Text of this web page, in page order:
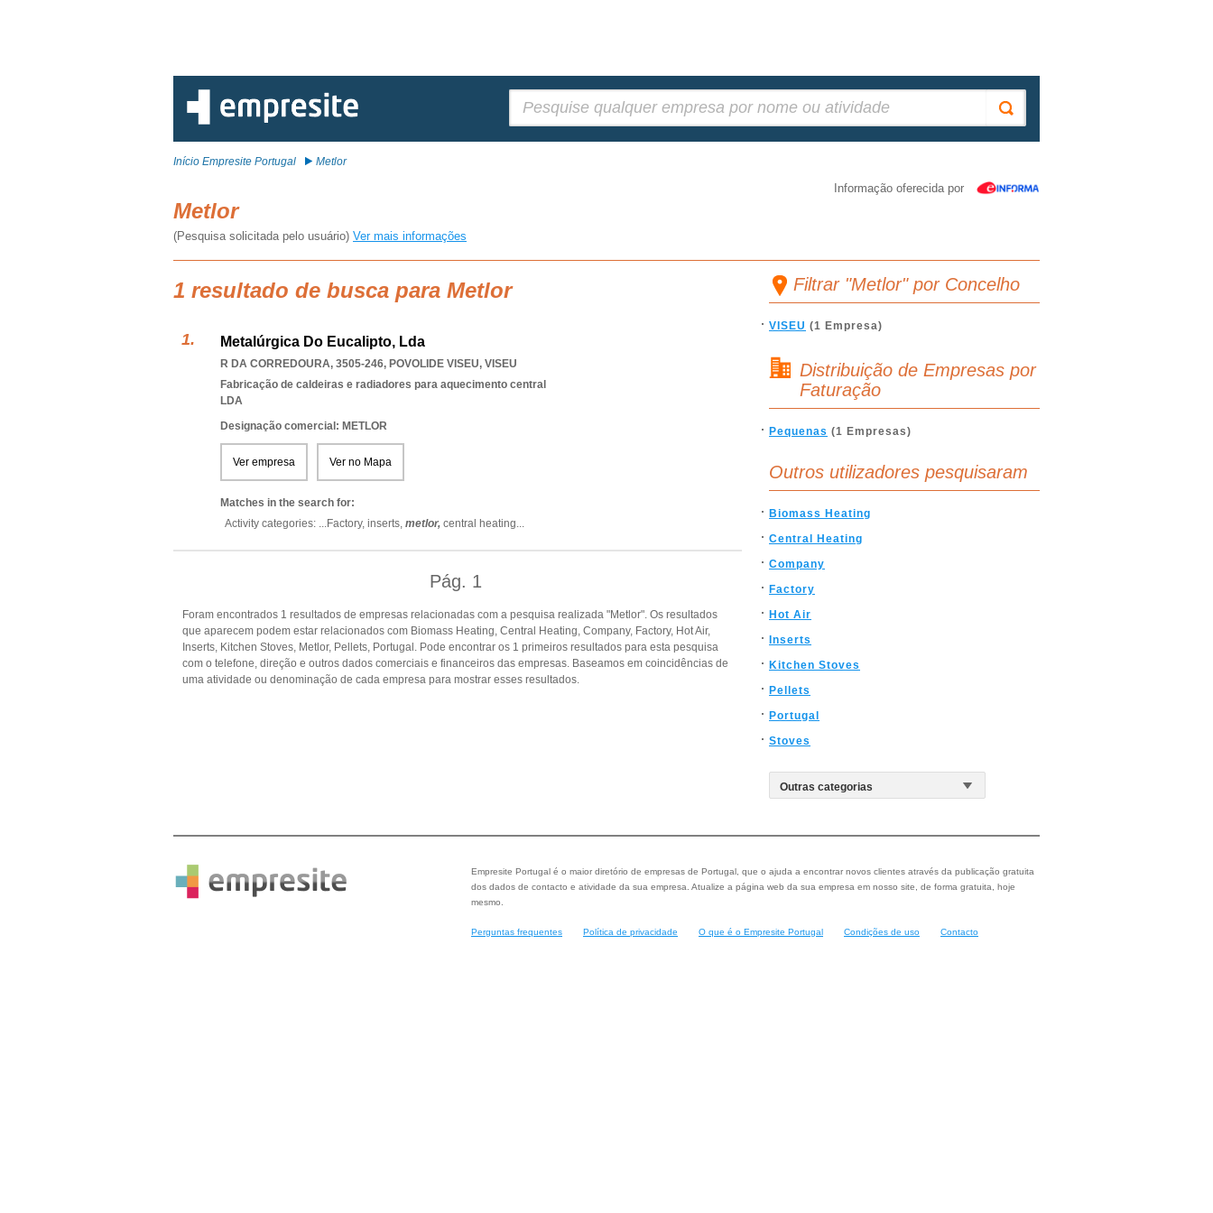
Início Empresite Portugal Metlor
Informação oferecida por
Metlor
(Pesquisa solicitada pelo usuário) Ver mais informações
1 resultado de busca para Metlor
Metalúrgica Do Eucalipto, Lda
R DA CORREDOURA, 3505-246, POVOLIDE VISEU, VISEU
Fabricação de caldeiras e radiadores para aquecimento central
LDA
Designação comercial: METLOR
Ver empresa Ver no Mapa
Matches in the search for:
Activity categories: ...Factory, inserts, metlor, central heating...
Pág. 1
Foram encontrados 1 resultados de empresas relacionadas com a pesquisa realizada "Metlor". Os resultados
que aparecem podem estar relacionados com Biomass Heating, Central Heating, Company, Factory, Hot Air,
Inserts, Kitchen Stoves, Metlor, Pellets, Portugal. Pode encontrar os 1 primeiros resultados para esta pesquisa
com o telefone, direção e outros dados comerciais e financeiros das empresas. Baseamos em coincidências de
uma atividade ou denominação de cada empresa para mostrar esses resultados.
Filtrar "Metlor" por Concelho
VISEU (1 Empresa)
Distribuição de Empresas por
Faturação
Pequenas (1 Empresas)
Outros utilizadores pesquisaram
Biomass Heating
Central Heating
Company
Factory
Hot Air
Inserts
Kitchen Stoves
Pellets
Portugal
Stoves
Empresite Portugal é o maior diretório de empresas de Portugal, que o ajuda a encontrar novos clientes através da publicação gratuita
dos dados de contacto e atividade da sua empresa. Atualize a página web da sua empresa em nosso site, de forma gratuita, hoje
mesmo.
Perguntas frequentes Política de privacidade O que é o Empresite Portugal Condições de uso Contacto